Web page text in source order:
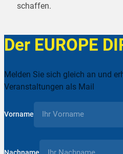
schaffen.
Der EUROPE
Melden Sie sich gleich an und
Veranstaltungen als Mail
Vorname
Nachname